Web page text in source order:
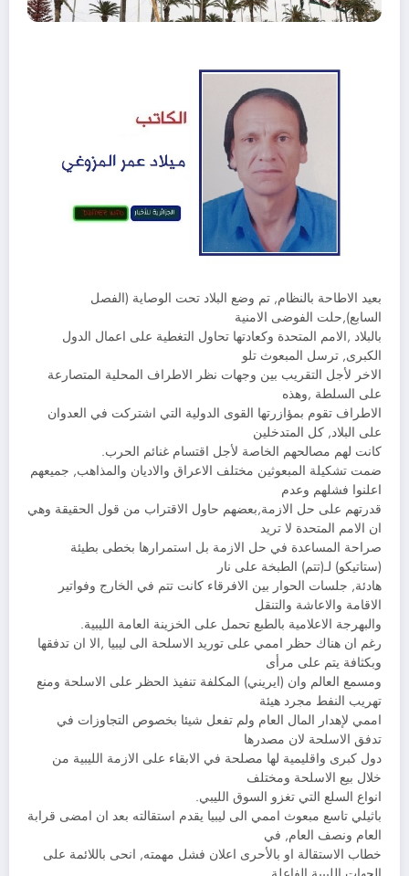
بعيد الاطاحة بالنظام, تم وضع البلاد تحت الوصاية (الفصل
السابع),حلت الفوضى الامنية
بالبلاد ,الامم المتحدة وكعادتها تحاول التغطية على اعمال الدول
الكبرى, ترسل المبعوث تلو
الاخر لأجل التقريب بين وجهات نظر الاطراف المحلية المتصارعة
على السلطة ,وهذه
الاطراف تقوم بمؤازرتها القوى الدولية التي اشتركت في العدوان
على البلاد, كل المتدخلين
كانت لهم مصالحهم الخاصة لأجل اقتسام غنائم الحرب.
ضمت تشكيلة المبعوثين مختلف الاعراق والاديان والمذاهب, جميعهم
اعلنوا فشلهم وعدم
قدرتهم على حل الازمة,بعضهم حاول الاقتراب من قول الحقيقة وهي
ان الامم المتحدة لا تريد
صراحة المساعدة في حل الازمة بل استمرارها بخطى بطيئة
(ستاتيكو) لـ(تتم) الطبخة على نار
هادئة, جلسات الحوار بين الافرقاء كانت تتم في الخارج وفواتير
الاقامة والاعاشة والتنقل
والبهرجة الاعلامية بالطبع تحمل على الخزينة العامة الليبية.
رغم ان هناك حظر اممي على توريد الاسلحة الى ليبيا ,الا ان تدفقها
وبكثافة يتم على مرأى
ومسمع العالم وان (ايريني) المكلفة تنفيذ الحظر على الاسلحة ومنع
تهريب النفط مجرد هيئة
اممي لإهدار المال العام ولم تفعل شيئا بخصوص التجاوزات في
تدفق الاسلحة لان مصدرها
دول كبرى واقليمية لها مصلحة في الابقاء على الازمة الليبية من
خلال بيع الاسلحة ومختلف
انواع السلع التي تغزو السوق الليبي.
باثيلي تاسع مبعوث اممي الى ليبيا يقدم استقالته بعد ان امضى قرابة
العام ونصف العام, في
خطاب الاستقالة او بالأحرى اعلان فشل مهمته, انحى باللائمة على